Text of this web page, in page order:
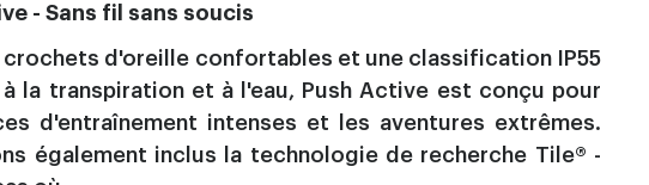
- Sans fil sans soucis
crochets d'oreille confortables et une classification IP55
la transpiration et à l'eau, Push Active est conçu pour
d'entraînement intenses et les aventures extrêmes.
également inclus la technologie de recherche Tile® -